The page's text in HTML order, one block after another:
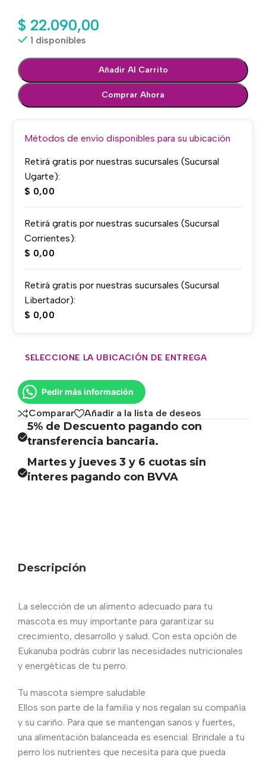
$ 22.090,00
1 disponibles
Añadir Al Carrito
Comprar Ahora
Métodos de envío disponibles para su ubicación
Retirá gratis por nuestras sucursales (Sucursal
Ugarte):
$ 0,00
Retirá gratis por nuestras sucursales (Sucursal
Corrientes):
$ 0,00
Retirá gratis por nuestras sucursales (Sucursal
Libertador):
$ 0,00
SELECCIONE LA UBICACIÓN DE ENTREGA
Pedir más información
Comparar Añadir a la lista de deseos
5% de Descuento pagando con
transferencia bancaria.
Martes y jueves 3 y 6 cuotas sin
interes pagando con BVVA
Descripción
La selección de un alimento adecuado para tu
mascota es muy importante para garantizar su
crecimiento, desarrollo y salud. Con esta opción de
Eukanuba podrás cubrir las necesidades nutricionales
y energéticas de tu perro.
Tu mascota siempre saludable
Ellos son parte de la familia y nos regalan su compañía
y su cariño. Para que se mantengan sanos y fuertes,
una alimentación balanceada es esencial. Brindale a tu
perro los nutrientes que necesita para que pueda